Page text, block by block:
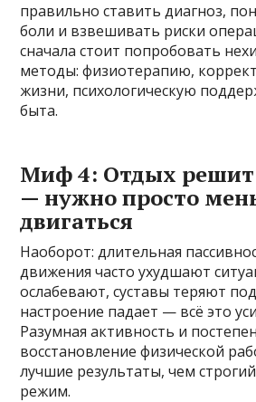
правильно ставить диагноз,
боли и взвешивать риски
сначала стоит попробовать
методы: физиотерапию,
жизни, психологическую
быта.
Миф 4: Отдых решит
— нужно просто
двигаться
Наоборот: длительная
движения часто ухудшают
ослабевают, суставы теряют
настроение падает — всё это
Разумная активность и
восстановление физической
лучшие результаты, чем
режим.